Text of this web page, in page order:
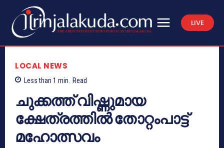
LIVE
LOCAL NEWS
Less than 1 min. Read
ചുക്കത്ത് വിഷ്ണുമായ
ക്ഷേത്രത്തില്‍ തോറ്റംപാട്ട്
മഹോത്സവം